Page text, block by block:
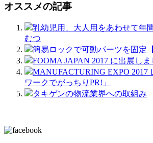
オススメの記事
乳幼児用、大人用をあわせて年
むつ
簡易ロックで可動パーツを固定【
FOOMA JAPAN 2017 に出展しま
MANUFACTURING EXPO 2017
ワークでがっちりPR!」
タキゲンの物流業界への取組み